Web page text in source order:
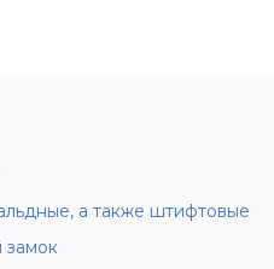
а также штифтовые